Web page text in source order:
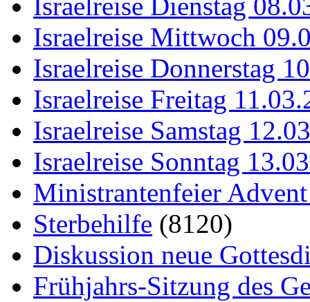
Israelreise Mittwoch
Israelreise Donnerstag
Israelreise Freitag
Israelreise Samstag
Israelreise Sonntag
Ministrantenfeier
Sterbehilfe (8120)
Diskussion neue
Frühjahrs-Sitzung des